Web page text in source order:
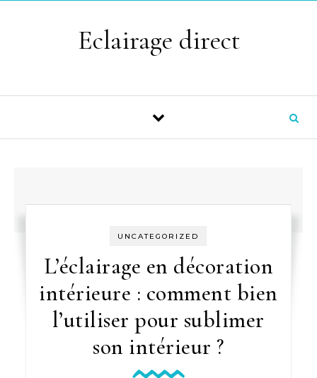
Eclairage direct
UNCATEGORIZED
L’éclairage en décoration
intérieure : comment bien
l’utiliser pour sublimer
son intérieur ?